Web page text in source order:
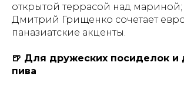
открытой террасой над
Дмитрий Грищенко сочетает
паназиатские акценты.
🍺 Для дружеских посиделок и
пива